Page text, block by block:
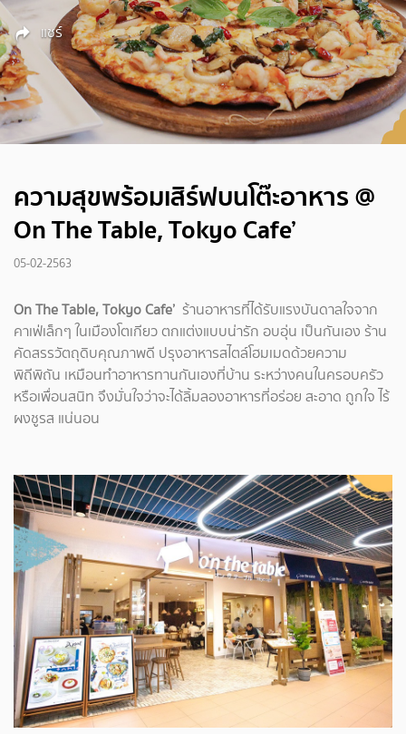
แชร์
ความสุขพร้อมเสิร์ฟบนโต๊ะอาหาร @
On The Table, Tokyo Cafe’
05-02-2563
On The Table, Tokyo Cafe’ ร้านอาหารที่ได้รับแรงบันดาลใจจาก
คาเฟ่เล็กๆ ในเมืองโตเกียว ตกแต่งแบบน่ารัก อบอุ่น เป็นกันเอง ร้าน
คัดสรรวัตถุดิบคุณภาพดี ปรุงอาหารสไตล์โฮมเมดด้วยความ
พิถีพิถัน เหมือนทำอาหารทานกันเองที่บ้าน ระหว่างคนในครอบครัว
หรือเพื่อนสนิท จึงมั่นใจว่าจะได้ลิ้มลองอาหารที่อร่อย สะอาด ถูกใจ ไร้
ผงชูรส แน่นอน